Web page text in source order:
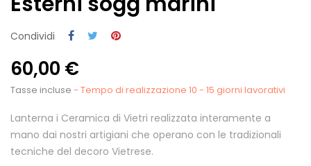
Condividi
60,00 €
Tasse incluse - Tempo di realizzazione 10 - 15 giorni lavorativi
Lanterna i Ceramica di Vietri realizzata interamente a
mano dai nostri artigiani che operano con le tradizionali
tecniche del decoro Vietrese.